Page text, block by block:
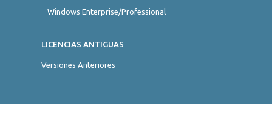
Windows Enterprise/Professional
LICENCIAS ANTIGUAS
Versiones Anteriores